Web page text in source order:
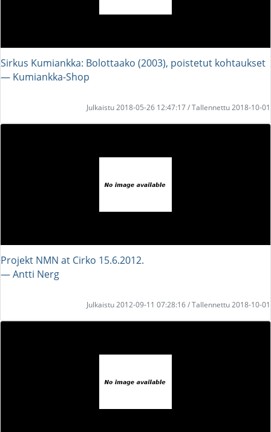
Sirkus Kumiankka: Bolottaako (2003), poistetut kohtaukset
― Kumiankka-Shop
Julkaistu 2018-05-26 12:47:17 / Tallennettu 2018-10-01
Projekt NMN at Cirko 15.6.2012.
― Antti Nerg
Julkaistu 2012-09-11 07:28:16 / Tallennettu 2018-10-01